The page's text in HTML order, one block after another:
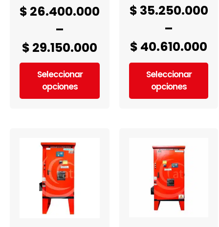
$ 26.400.000
–
$ 29.150.000
Seleccionar
opciones
$ 35.250.000
–
$ 40.610.000
Seleccionar
opciones